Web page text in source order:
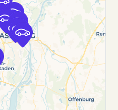
HERBERICH -
3.2
km